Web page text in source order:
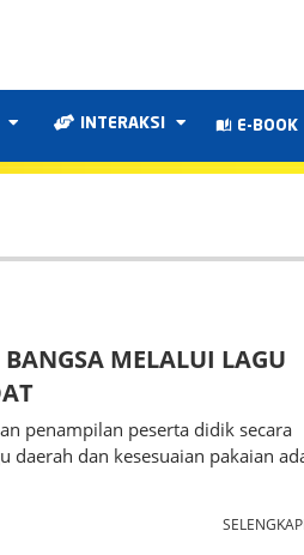
INTERAKSI E-BOOK
MELALUI LAGU
penampilan peserta didik secara
dan kesesuaian pakaian